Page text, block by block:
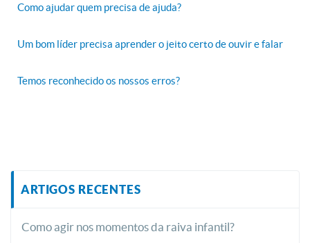
Como ajudar quem precisa de ajuda?
Um bom líder precisa aprender o jeito certo de ouvir e falar
Temos reconhecido os nossos erros?
ARTIGOS RECENTES
Como agir nos momentos da raiva infantil?